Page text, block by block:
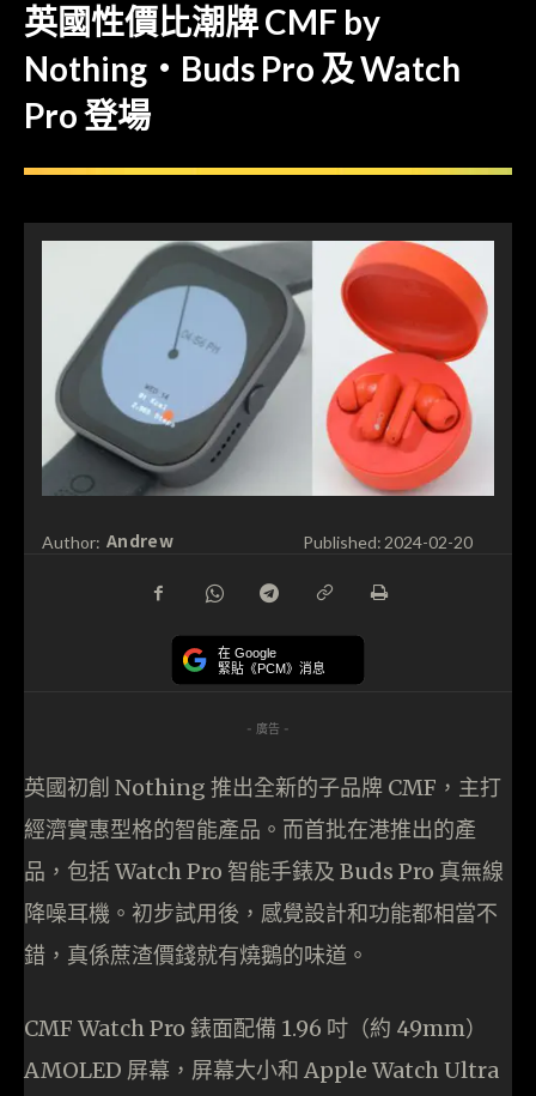
英國性價比潮牌 CMF by
Nothing・Buds Pro 及 Watch
Pro 登場
Author: Andrew Published: 2024-02-20
在 Google
緊貼《PCM》消息
- 廣告 -
英國初創 Nothing 推出全新的子品牌 CMF，主打
經濟實惠型格的智能產品。而首批在港推出的產
品，包括 Watch Pro 智能手錶及 Buds Pro 真無線
降噪耳機。初步試用後，感覺設計和功能都相當不
錯，真係蔗渣價錢就有燒鵝的味道。
CMF Watch Pro 錶面配備 1.96 吋（約 49mm）
AMOLED 屏幕，屏幕大小和 Apple Watch Ultra